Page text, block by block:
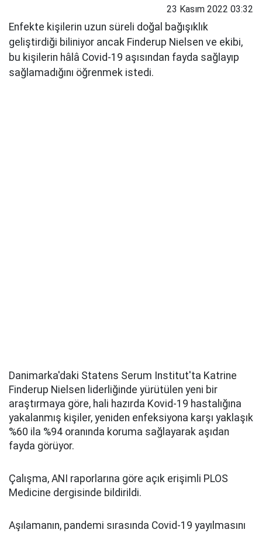
23 Kasım 2022 03:32
Enfekte kişilerin uzun süreli doğal bağışıklık
geliştirdiği biliniyor ancak Finderup Nielsen ve ekibi,
bu kişilerin hâlâ Covid-19 aşısından fayda sağlayıp
sağlamadığını öğrenmek istedi.
Danimarka'daki Statens Serum Institut'ta Katrine
Finderup Nielsen liderliğinde yürütülen yeni bir
araştırmaya göre, hali hazırda Kovid-19 hastalığına
yakalanmış kişiler, yeniden enfeksiyona karşı yaklaşık
%60 ila %94 oranında koruma sağlayarak aşıdan
fayda görüyor.
Çalışma, ANI raporlarına göre açık erişimli PLOS
Medicine dergisinde bildirildi.
Aşılamanın, pandemi sırasında Covid-19 yayılmasını